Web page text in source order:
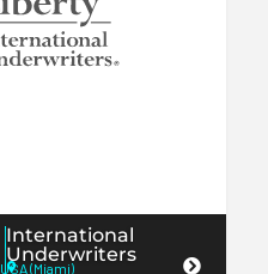
International
Underwriters
USA (Miami)